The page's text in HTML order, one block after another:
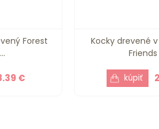
Forest
€
Kocky drevené
Friends